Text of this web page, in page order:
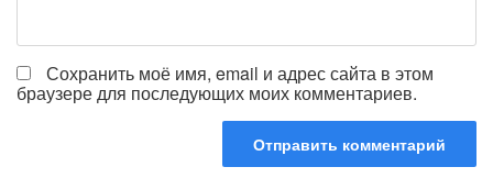
Сохранить моё имя, email и адрес сайта в этом
браузере для последующих моих комментариев.